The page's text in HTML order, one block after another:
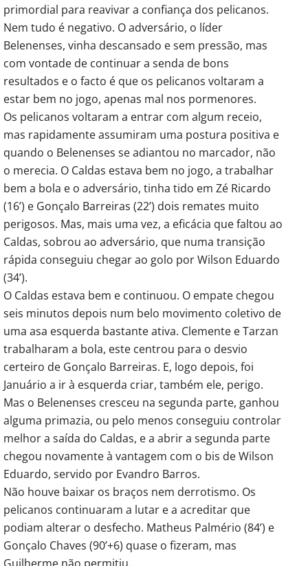
primordial para reavivar a confiança dos pelicanos.
Nem tudo é negativo. O adversário, o líder
Belenenses, vinha descansado e sem pressão, mas
com vontade de continuar a senda de bons
resultados e o facto é que os pelicanos voltaram a
estar bem no jogo, apenas mal nos pormenores.
Os pelicanos voltaram a entrar com algum receio,
mas rapidamente assumiram uma postura positiva e
quando o Belenenses se adiantou no marcador, não
o merecia. O Caldas estava bem no jogo, a trabalhar
bem a bola e o adversário, tinha tido em Zé Ricardo
(16’) e Gonçalo Barreiras (22’) dois remates muito
perigosos. Mas, mais uma vez, a eficácia que faltou ao
Caldas, sobrou ao adversário, que numa transição
rápida conseguiu chegar ao golo por Wilson Eduardo
(34’).
O Caldas estava bem e continuou. O empate chegou
seis minutos depois num belo movimento coletivo de
uma asa esquerda bastante ativa. Clemente e Tarzan
trabalharam a bola, este centrou para o desvio
certeiro de Gonçalo Barreiras. E, logo depois, foi
Januário a ir à esquerda criar, também ele, perigo.
Mas o Belenenses cresceu na segunda parte, ganhou
alguma primazia, ou pelo menos conseguiu controlar
melhor a saída do Caldas, e a abrir a segunda parte
chegou novamente à vantagem com o bis de Wilson
Eduardo, servido por Evandro Barros.
Não houve baixar os braços nem derrotismo. Os
pelicanos continuaram a lutar e a acreditar que
podiam alterar o desfecho. Matheus Palmério (84’) e
Gonçalo Chaves (90’+6) quase o fizeram, mas